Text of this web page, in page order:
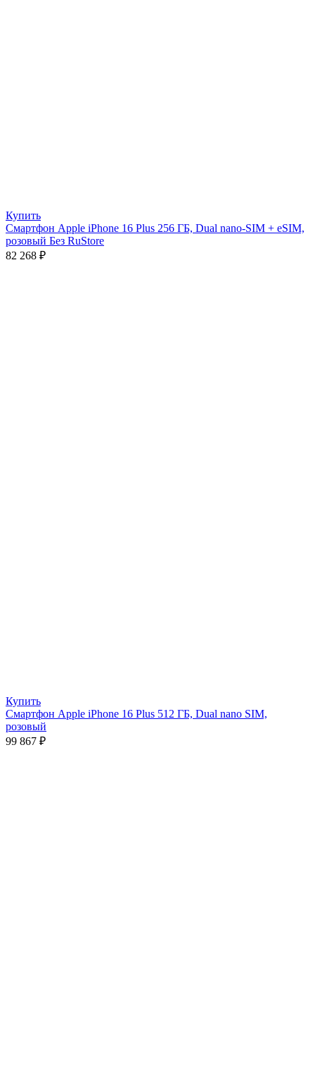
Купить
Смартфон Apple iPhone 16 Plus 256 ГБ, Dual nano-SIM + eSIM,
розовый Без RuStore
82 268 ₽
Купить
Смартфон Apple iPhone 16 Plus 512 ГБ, Dual nano SIM,
розовый
99 867 ₽